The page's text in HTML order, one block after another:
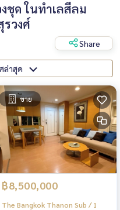
ชุด ในทำเลสีลม
วงศ์
Share
ะกาศล่าสุด
ขาย
฿8,500,000
The Bangkok Thanon Sub / 1